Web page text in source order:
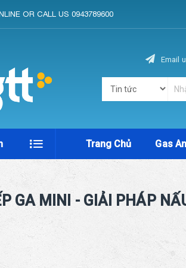
OR CALL US 0943789600
Email
Trang Chủ Gas
GA MINI - GIẢI PHÁP